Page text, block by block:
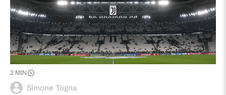
Simone Togna
2 MIN